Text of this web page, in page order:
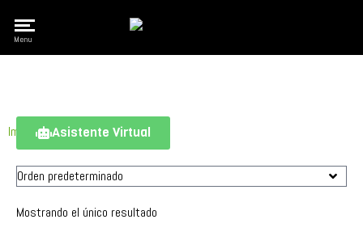
Menu
Imagina Vivir MejorAsistente Virtual
Mostrando el único resultado